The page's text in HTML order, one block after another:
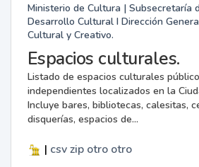
Ministerio de Cultura | Subsecretaría
Desarrollo Cultural I Dirección
Cultural y Creativo.
Espacios culturales.
Listado de espacios culturales
independientes localizados en la
Incluye bares, bibliotecas, calesitas,
disquerías, espacios de...
| csv zip otro otro